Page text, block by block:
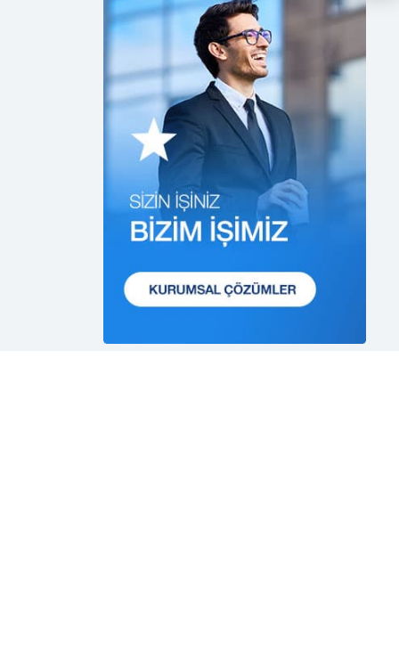
1. Hukuka ve Dürüstlük
Kuralına Uygun Kişisel Veri
İşleme Faaliyetlerinde
Bulunma
CB Gayrimenkul Franchising
Pazarlama ve Danışmanlık
Hizmetleri A.Ş.; kişisel verilerin
işlenmesi faaliyetleri
kapsamında hukuka ve
dürüstlük kurallarına uygun
hareket etmekle yükümlüdür.
gereklilikleri dikkate alınacakve
kişisel verileri işleme amacı
dışında kullanmayacaktır.
2. Kişisel Verilerin Doğru ve